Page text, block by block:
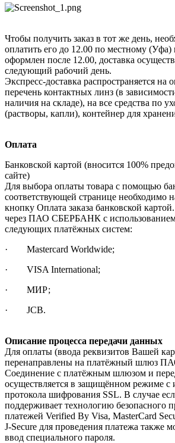
Чтобы получить заказ в тот же день,
оплатить его до 12.00 по местному (Уфа)
оформлен после 12.00, доставка
следующий рабочий день.
Экспресс-доставка распространяется на
перечень контактных линз (в
наличия на складе), на все средства по
(растворы, капли), контейнер для
Оплата
Банковской картой (вносится 100%
сайте)
Для выбора оплаты товара с помощью
соответствующей странице необходимо
кнопку Оплата заказа банковской
через ПАО СБЕРБАНК с использованием
следующих платёжных систем:
· Mastercard Worldwide;
· VISA International;
· МИР;
· JCB.
Описание процесса передачи данных
Для оплаты (ввода реквизитов Вашей
перенаправлены на платёжный шлюз
Соединение с платёжным шлюзом и
осуществляется в защищённом режиме с
протокола шифрования SSL. В случае
поддерживает технологию безопасного
платежей Verified By Visa, MasterCard
J-Secure для проведения платежа также
ввод специального пароля.